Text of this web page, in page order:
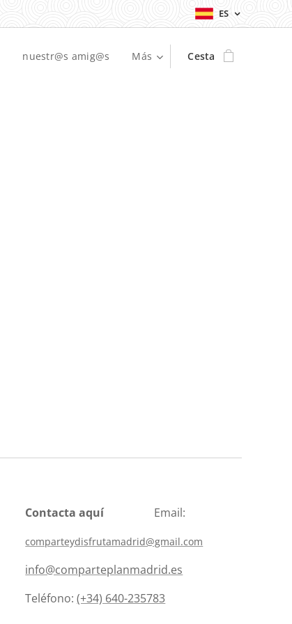
ES
nuestr@s amig@s Más Cesta
Contacta aquí Email:
comparteydisfrutamadrid@gmail.com
info@comparteplanmadrid.es
Teléfono:(+34) 640-235783